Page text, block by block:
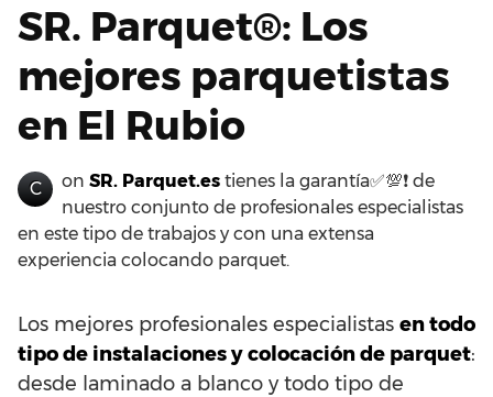
SR. Parquet®: Los
mejores parquetistas
en El Rubio
C on SR. Parquet.es tienes la garantía✅💯❗ de
nuestro conjunto de profesionales especialistas
en este tipo de trabajos y con una extensa
experiencia colocando parquet.
Los mejores profesionales especialistas en todo
tipo de instalaciones y colocación de parquet:
desde laminado a blanco y todo tipo de